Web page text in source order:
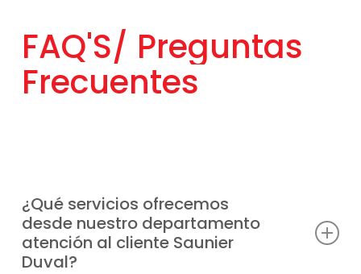
FAQ'S/ Preguntas
Frecuentes
¿Qué servicios ofrecemos
desde nuestro departamento
atención al cliente Saunier
Duval?